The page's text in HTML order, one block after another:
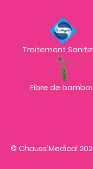
Traitement
Fibre de
© Chauss'Medical